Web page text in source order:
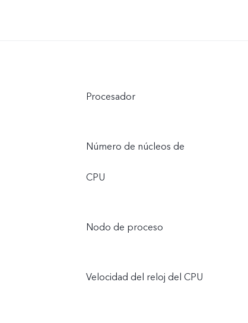
Procesador
Número de núcleos de
CPU
Nodo de proceso
Velocidad del reloj del CPU